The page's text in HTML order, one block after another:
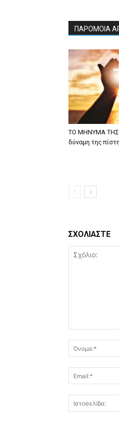
ΠΑΡΟΜΟΙΑ
ΤΟ ΜΗΝΥΜΑ ΤΗΣ
δύναμη της
ΣΧΟΛΙΑΣΤΕ